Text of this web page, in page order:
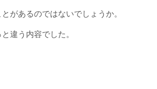
があるのではないでしょうか。
違う内容でした。